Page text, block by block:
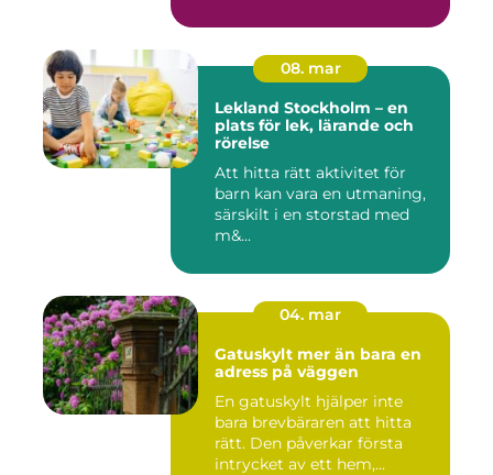
08. mar
Lekland Stockholm – en
plats för lek, lärande och
rörelse
Att hitta rätt aktivitet för
barn kan vara en utmaning,
särskilt i en storstad med
m&...
04. mar
Gatuskylt mer än bara en
adress på väggen
En gatuskylt hjälper inte
bara brevbäraren att hitta
rätt. Den påverkar första
intrycket av ett hem,...